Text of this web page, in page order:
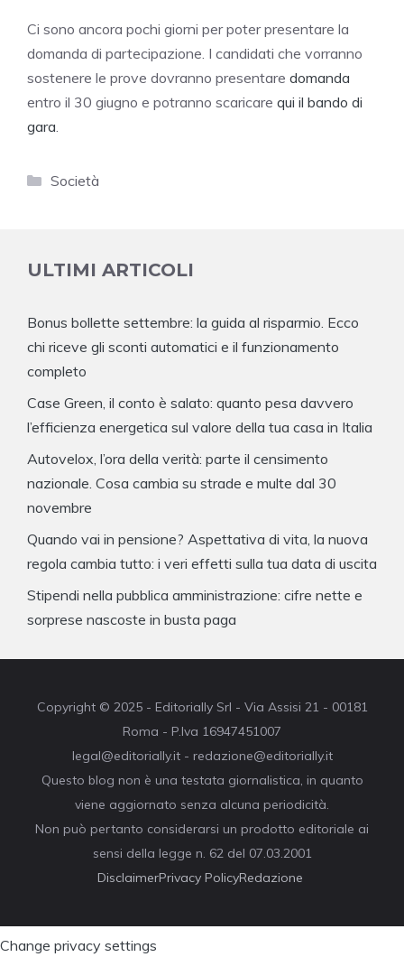
Ci sono ancora pochi giorni per poter presentare la
domanda di partecipazione. I candidati che vorranno
sostenere le prove dovranno presentare domanda
entro il 30 giugno e potranno scaricare qui il bando di
gara.
Categorie
Società
ULTIMI ARTICOLI
Bonus bollette settembre: la guida al risparmio. Ecco
chi riceve gli sconti automatici e il funzionamento
completo
Case Green, il conto è salato: quanto pesa davvero
l’efficienza energetica sul valore della tua casa in Italia
Autovelox, l’ora della verità: parte il censimento
nazionale. Cosa cambia su strade e multe dal 30
novembre
Quando vai in pensione? Aspettativa di vita, la nuova
regola cambia tutto: i veri effetti sulla tua data di uscita
Stipendi nella pubblica amministrazione: cifre nette e
sorprese nascoste in busta paga
Copyright © 2025 - Editorially Srl - Via Assisi 21 - 00181
Roma - P.Iva 16947451007
legal@editorially.it - redazione@editorially.it
Questo blog non è una testata giornalistica, in quanto
viene aggiornato senza alcuna periodicità.
Non può pertanto considerarsi un prodotto editoriale ai
sensi della legge n. 62 del 07.03.2001
DisclaimerPrivacy PolicyRedazione
Change privacy settings